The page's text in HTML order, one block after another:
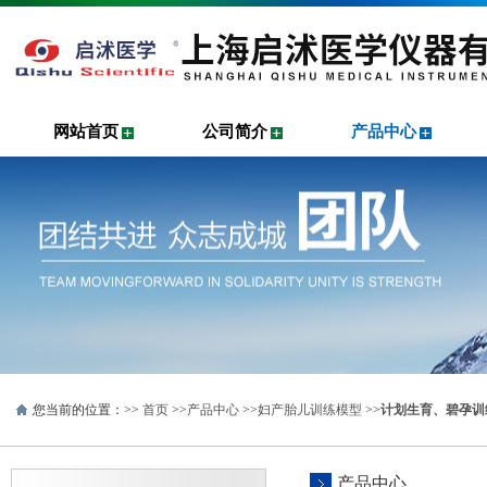
网站首页 公司简介 产品中心
您当前的位置：>> 首页 >>产品中心 >>妇产胎儿训练模型 >>计划生育、碧孕
产品中心